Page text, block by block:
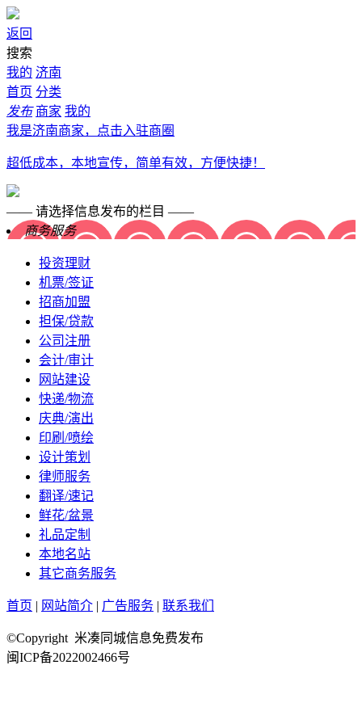
返回
搜索
我的 济南
首页 分类
发布 商家 我的
我是济南商家，点击入驻商圈
超低成本，本地宣传，简单有效，方便快捷！
—— 请选择信息发布的栏目 ——
商务服务
投资理财
机票/签证
招商加盟
担保/贷款
公司注册
会计/审计
网站建设
快递/物流
庆典/演出
印刷/喷绘
设计策划
律师服务
翻译/速记
鲜花/盆景
礼品定制
本地名站
其它商务服务
首页 | 网站简介 | 广告服务 | 联系我们
©Copyright 米凑同城信息免费发布
闽ICP备2022002466号